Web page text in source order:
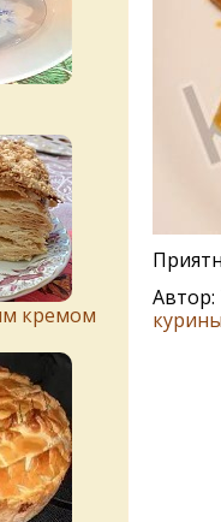
Автор:
кремом